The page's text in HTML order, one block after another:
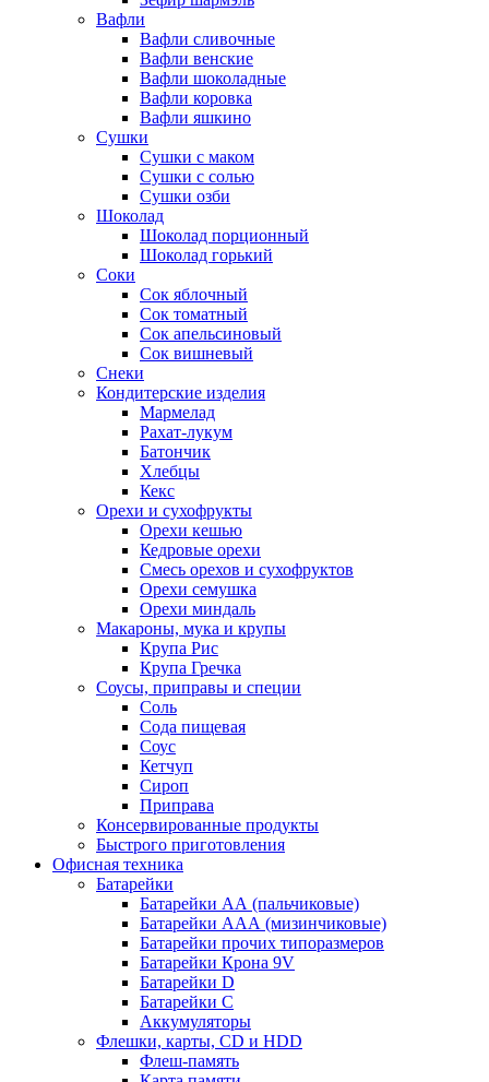
Вафли
Вафли сливочные
Вафли венские
Вафли шоколадные
Вафли коровка
Вафли яшкино
Сушки
Сушки с маком
Сушки с солью
Сушки озби
Шоколад
Шоколад порционный
Шоколад горький
Соки
Сок яблочный
Сок томатный
Сок апельсиновый
Сок вишневый
Снеки
Кондитерские изделия
Мармелад
Рахат-лукум
Батончик
Хлебцы
Кекс
Орехи и сухофрукты
Орехи кешью
Кедровые орехи
Смесь орехов и сухофруктов
Орехи семушка
Орехи миндаль
Макароны, мука и крупы
Крупа Рис
Крупа Гречка
Соусы, приправы и специи
Соль
Сода пищевая
Соус
Кетчуп
Сироп
Приправа
Консервированные продукты
Быстрого приготовления
Офисная техника
Батарейки
Батарейки АА (пальчиковые)
Батарейки ААА (мизинчиковые)
Батарейки прочих типоразмеров
Батарейки Крона 9V
Батарейки D
Батарейки С
Аккумуляторы
Флешки, карты, CD и HDD
Флеш-память